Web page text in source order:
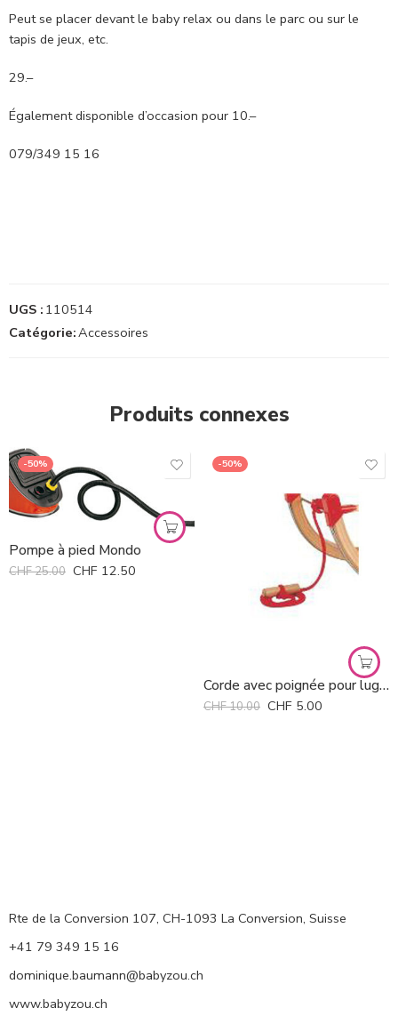
Peut se placer devant le baby relax ou dans le parc ou sur le
tapis de jeux, etc.
29.–
Également disponible d’occasion pour 10.–
079/349 15 16
UGS : 110514
Catégorie:Accessoires
Produits connexes
-50%
Pompe à pied Mondo
CHF25.00 CHF 12.50
-50%
Corde avec poignée pour luge Davos *
CHF10.00 CHF 5.00
Rte de la Conversion 107, CH-1093 La Conversion, Suisse
+41 79 349 15 16
dominique.baumann@babyzou.ch
www.babyzou.ch